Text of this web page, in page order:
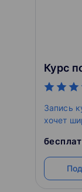
Запись
хочет
из